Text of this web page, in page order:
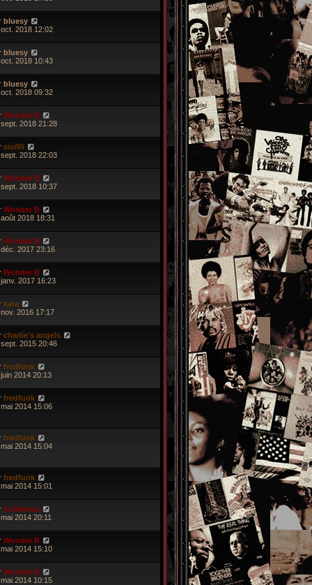
bluesy
oct. 2018 12:02
bluesy
oct. 2018 10:43
bluesy
oct. 2018 09:32
Wonder B
2018 21:28
sisi95
2018 22:03
Wonder B
2018 10:37
Wonder B
2018 18:31
Wonder B
2017 23:16
Wonder B
2017 16:23
kata
nov. 2016 17:17
charlie's angels
2015 20:46
fredfunk
2014 20:13
fredfunk
2014 15:06
fredfunk
2014 15:04
fredfunk
2014 15:01
funkiness
2014 20:11
Wonder B
2014 15:10
Wonder B
2014 10:15